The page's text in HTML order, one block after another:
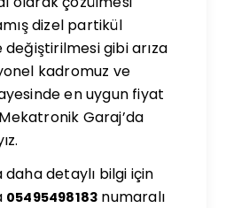
dizel partikül
gibi arıza
kadromuz ve
en uygun fiyat
Garaj’da
daha detaylı bilgi için
05495498183 numaralı